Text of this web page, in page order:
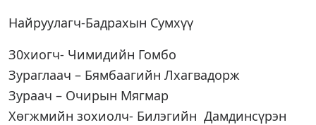
Найруулагч-Бадрахын Сумхүү
З0хиогч- Чимидийн Гомбо
Зураглаач – Бямбаагийн Лхагвадорж
Зураач – Очирын Мягмар
Хөгжмийн зохиолч- Билэгийн Дамдинсүрэн